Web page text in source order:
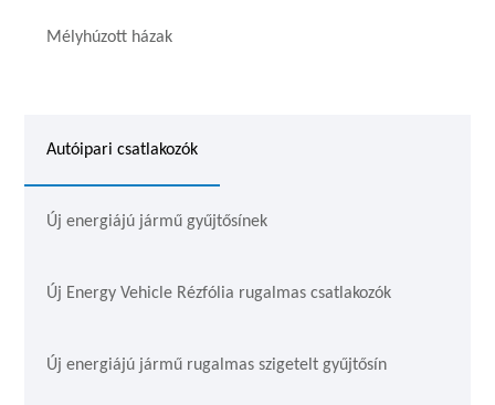
Mélyhúzott házak
Autóipari csatlakozók
Új energiájú jármű gyűjtősínek
Új Energy Vehicle Rézfólia rugalmas csatlakozók
Új energiájú jármű rugalmas szigetelt gyűjtősín